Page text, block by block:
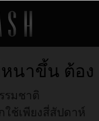
นาขึ้น ต้อง
รมชาติ
ใช้เพียงสี่สัปดาห์